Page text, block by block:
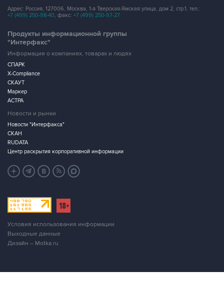
Адрес: Россия, 127006, Москва, 1-я Тверская-Ямская улица, дом 2, стр.1, тел.:
+7 (499) 250-98-40, факс: +7 (499) 250-97-27
Продукты информационной группы
"Интерфакс"
Информация о компаниях, товарах и людях
СПАРК
X-Compliance
СКАУТ
Маркер
АСТРА
Новости и рынки
Новости "Интерфакса"
СКАН
RUDATA
Центр раскрытия корпоративной информации
Условия использования информации
Выходные данные
Дизайн – Motka.ru